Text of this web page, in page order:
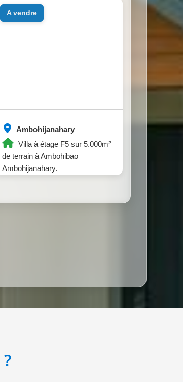
Ambohijanahary
Villa à étage F5 sur 5.000m²
de terrain à Ambohibao
Ambohijanahary.
a vendre
?